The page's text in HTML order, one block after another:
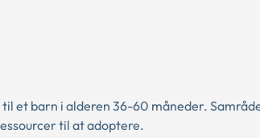
et barn i alderen 36-60 måneder.
til at adoptere.